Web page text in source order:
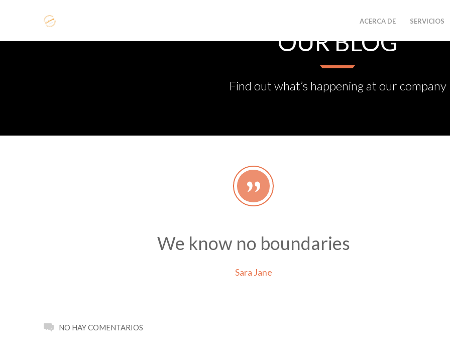
OUR BLOG
Find out what’s happening at our company
ACERCA DE SERVICIOS
We know no boundaries
Sara Jane
NO HAY COMENTARIOS